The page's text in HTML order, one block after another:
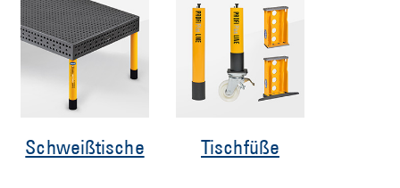
Schweißtische Tischfüße